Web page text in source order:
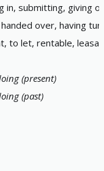
in, submitting, giving
over, having
to let, rentable,
(present)
(past)